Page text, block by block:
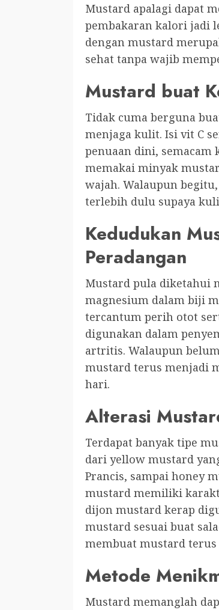
Mustard apalagi dapat
pembakaran kalori jadi
dengan mustard
sehat tanpa wajib
Mustard buat
Tidak cuma berguna
menjaga kulit. Isi vit C
penuaan dini, semacam
memakai minyak
wajah. Walaupun
terlebih dulu supaya
Kedudukan
Peradangan
Mustard pula diketahui
magnesium dalam biji
tercantum perih otot
digunakan dalam
artritis. Walaupun
mustard terus menjadi
hari.
Alterasi
Terdapat banyak tipe
dari yellow mustard
Prancis, sampai honey
mustard memiliki
dijon mustard kerap
mustard sesuai buat
membuat mustard
Metode
Mustard memanglah